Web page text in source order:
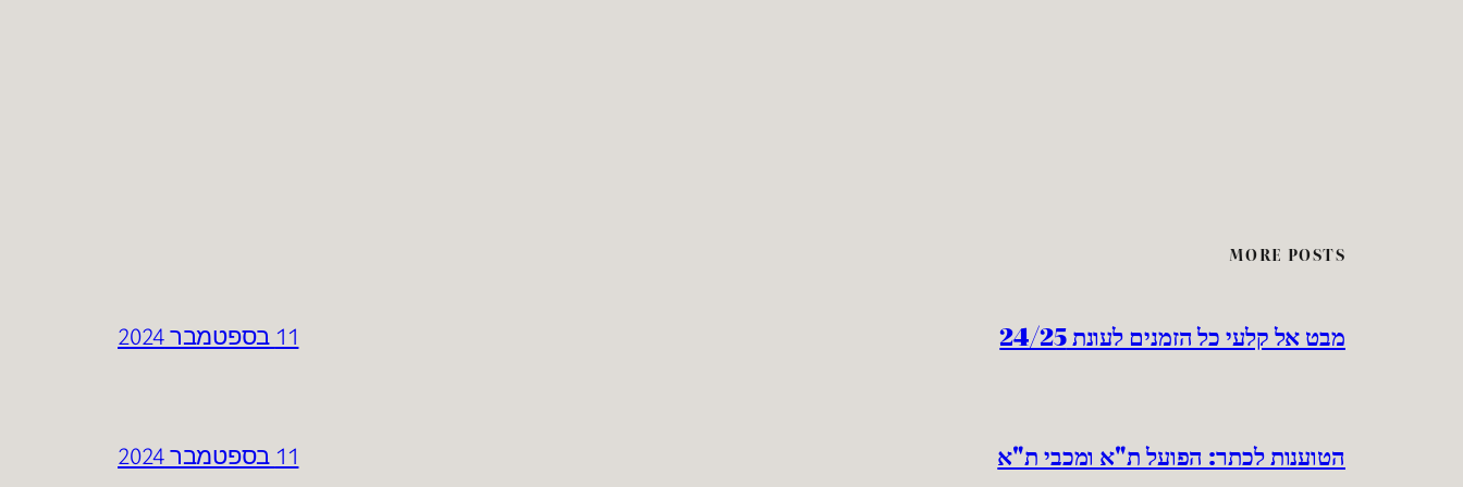
MORE POSTS
מבט אל קלעי כל הזמנים לעונת 24/25 11 בספטמבר 2024
הטוענות לכתר: הפועל ת"א ומכבי ת"א 11 בספטמבר 2024